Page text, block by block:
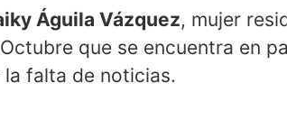
Águila Vázquez, mujer
que se encuentra en
falta de noticias.